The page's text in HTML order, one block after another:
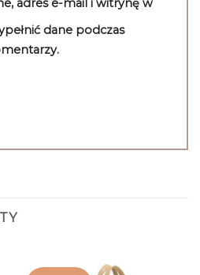
adres e-mail i witrynę w
dane podczas